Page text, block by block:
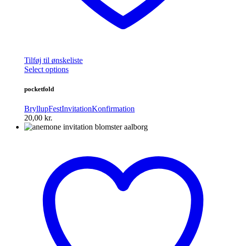
Tilføj til ønskeliste
Select options
pocketfold
BryllupFestInvitationKonfirmation
20,00 kr.